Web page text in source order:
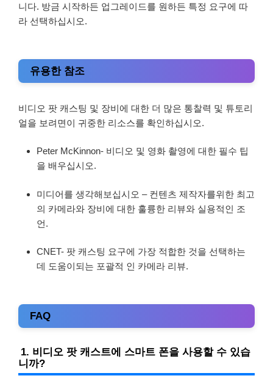
니다. 방금 시작하든 업그레이드를 원하든 특정 요구에 따
라 선택하십시오.
유용한 참조
비디오 팟 캐스팅 및 장비에 대한 더 많은 통찰력 및 튜토리
얼을 보려면이 귀중한 리소스를 확인하십시오.
Peter McKinnon- 비디오 및 영화 촬영에 대한 필수 팁
을 배우십시오.
미디어를 생각해보십시오 – 컨텐츠 제작자를위한 최고
의 카메라와 장비에 대한 훌륭한 리뷰와 실용적인 조
언.
CNET- 팟 캐스팅 요구에 가장 적합한 것을 선택하는
데 도움이되는 포괄적 인 카메라 리뷰.
FAQ
1. 비디오 팟 캐스트에 스마트 폰을 사용할 수 있습
니까?